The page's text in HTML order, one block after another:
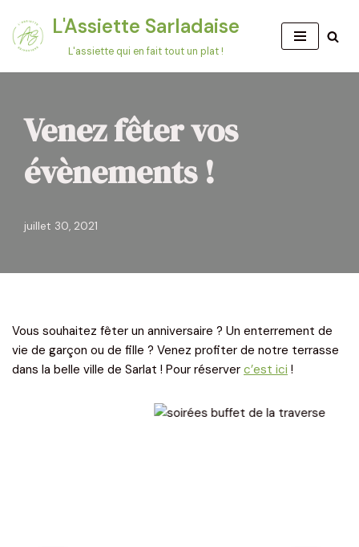
Aller
L'Assiette Sarladaise
L'assiette qui en fait tout un plat !
Venez fêter vos
évènements !
juillet 30, 2021
Vous souhaitez fêter un anniversaire ? Un enterrement de
vie de garçon ou de fille ? Venez profiter de notre terrasse
dans la belle ville de Sarlat ! Pour réserver c’est ici !